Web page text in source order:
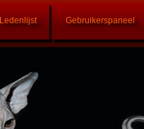
Ledenlijst Gebruikerspaneel